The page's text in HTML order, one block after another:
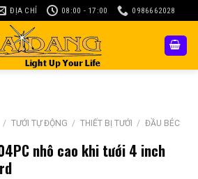
ĐỊA CHỈ 08:00 - 17:00 0986662028
/ TƯỚI TỰ ĐỘNG / THIẾT BỊ TƯỚI / ĐẦU BÉC
nhô cao khi tưới 4 inch